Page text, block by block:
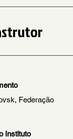
Federação
Instituto